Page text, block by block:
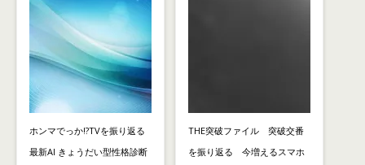
ホンマでっか!?TVを振り返る
最新AI きょうだい型性格診断
THE突破ファイル 突破交番
を振り返る 今増えるスマホ